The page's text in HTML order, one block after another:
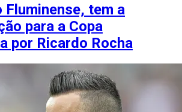
Fluminense, tem a
para a Copa
por Ricardo Rocha